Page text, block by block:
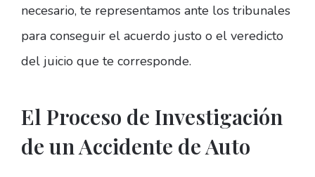
necesario, te representamos ante los tribunales
para conseguir el acuerdo justo o el veredicto
del juicio que te corresponde.
El Proceso de Investigación
de un Accidente de Auto